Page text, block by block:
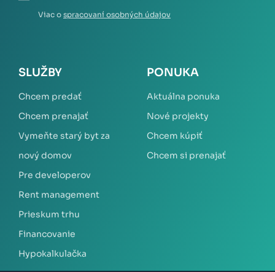
Viac o spracovaní osobných údajov
SLUŽBY
Chcem predať
Chcem prenajať
Vymeňte starý byt za
nový domov
Pre developerov
Rent management
Prieskum trhu
Financovanie
Hypokalkulačka
PONUKA
Aktuálna ponuka
Nové projekty
Chcem kúpiť
Chcem si prenajať